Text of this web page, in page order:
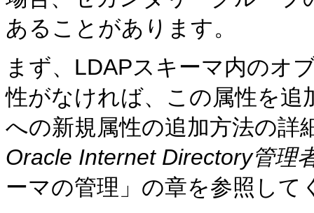
あることがあります。
まず、LDAPスキーマ内のオ
性がなければ、この属性を追
への新規属性の追加方法の詳
Oracle Internet Directory管理
ーマの管理」の章を参照して